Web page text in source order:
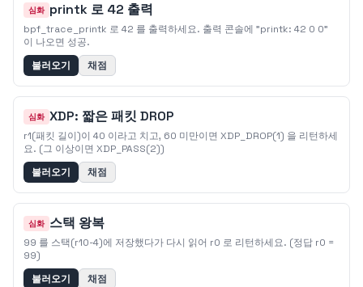
심화 printk 로 42 출력
bpf_trace_printk 로 42 를 출력하세요. 출력 콘솔에 "printk: 42 0 0"
이 나오면 성공.
불러오기
채점
심화 XDP: 짧은 패킷 DROP
r1(패킷 길이)이 40 이라고 치고, 60 미만이면 XDP_DROP(1) 을 리턴하세
요. (그 이상이면 XDP_PASS(2))
불러오기
채점
심화 스택 왕복
99 를 스택(r10-4)에 저장했다가 다시 읽어 r0 로 리턴하세요. (정답 r0 =
99)
불러오기
채점